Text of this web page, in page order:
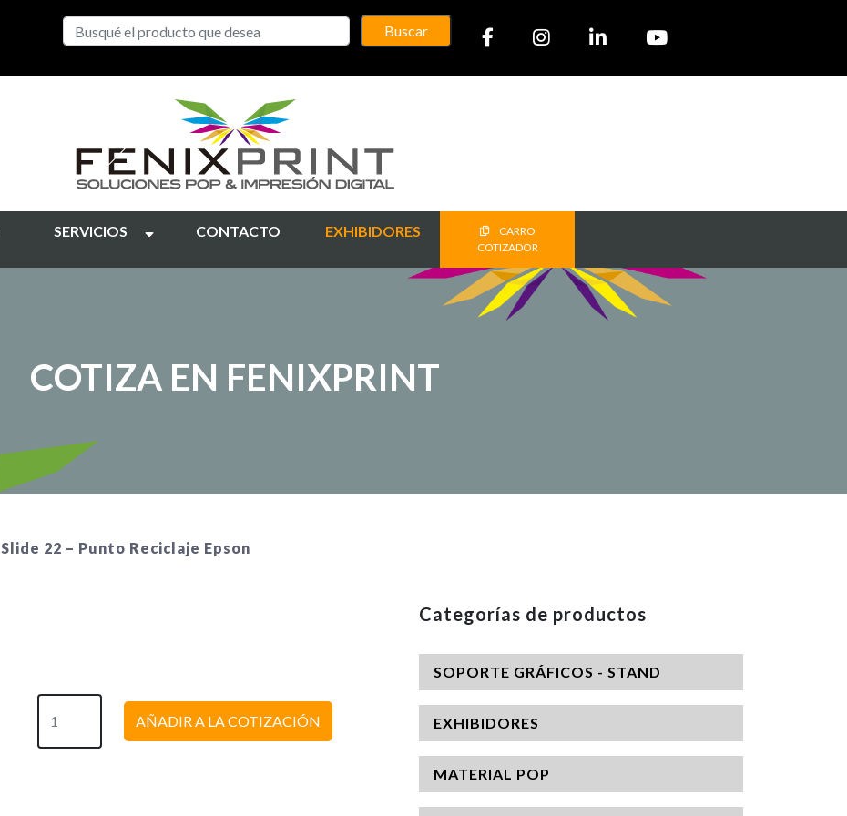
Buscar
SERVICIOS CONTACTO EXHIBIDORES
CARRO
COTIZADOR
COTIZA EN FENIXPRINT
Slide 22 – Punto Reciclaje Epson
AÑADIR A LA COTIZACIÓN
Categorías de productos
SOPORTE GRÁFICOS - STAND
EXHIBIDORES
MATERIAL POP